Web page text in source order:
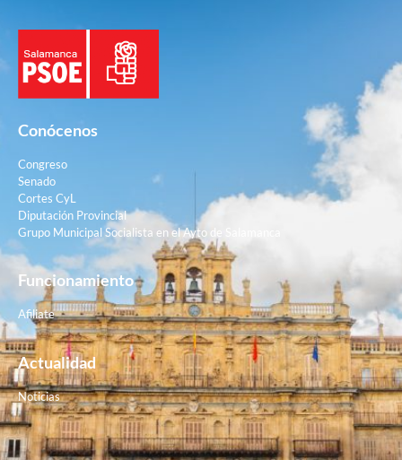
Conócenos
Congreso
Senado
Cortes CyL
Diputación Provincial
Grupo Municipal Socialista en el Ayto de Salamanca
Funcionamiento
Afiliate
Actualidad
Noticias